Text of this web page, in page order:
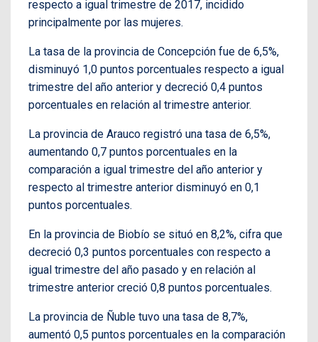
respecto a igual trimestre de 2017, incidido
principalmente por las mujeres.
La tasa de la provincia de Concepción fue de 6,5%,
disminuyó 1,0 puntos porcentuales respecto a igual
trimestre del año anterior y decreció 0,4 puntos
porcentuales en relación al trimestre anterior.
La provincia de Arauco registró una tasa de 6,5%,
aumentando 0,7 puntos porcentuales en la
comparación a igual trimestre del año anterior y
respecto al trimestre anterior disminuyó en 0,1
puntos porcentuales.
En la provincia de Biobío se situó en 8,2%, cifra que
decreció 0,3 puntos porcentuales con respecto a
igual trimestre del año pasado y en relación al
trimestre anterior creció 0,8 puntos porcentuales.
La provincia de Ñuble tuvo una tasa de 8,7%,
aumentó 0,5 puntos porcentuales en la comparación